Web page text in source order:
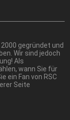
gegründet und
Wir sind jedoch
Als
wann Sie für
ein Fan von RSC
Seite